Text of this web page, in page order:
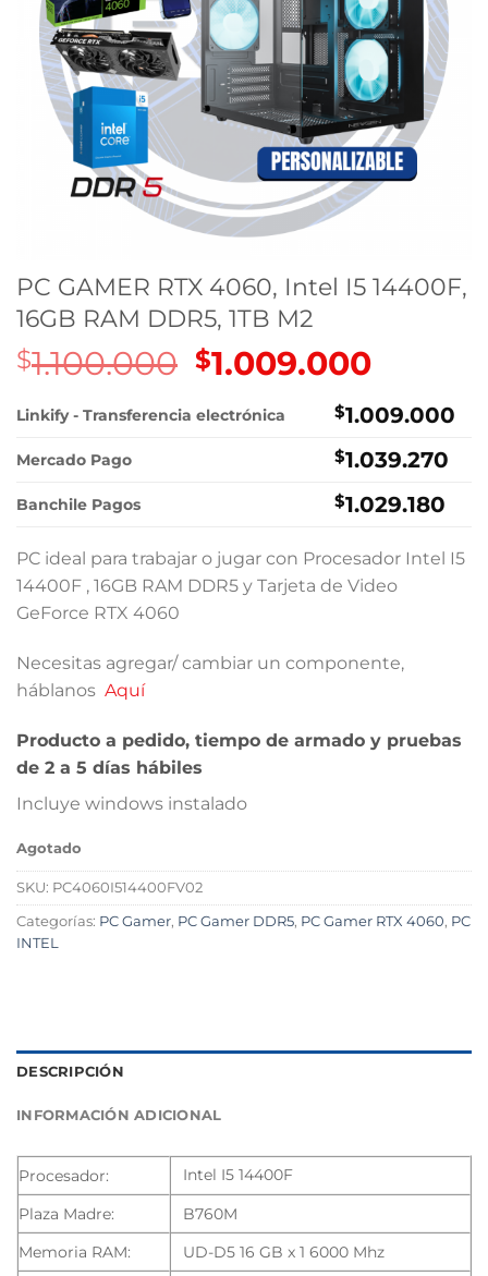
PC GAMER RTX 4060, Intel I5 14400F,
16GB RAM DDR5, 1TB M2
$1.100.000 El
precio
original
$1.100.000.
$1.009.000El
actual
Linkify - Transferencia electrónica $1.009.000
Mercado Pago $1.039.270
Banchile Pagos $1.029.180
PC ideal para trabajar o jugar con Procesador Intel I5
14400F , 16GB RAM DDR5 y Tarjeta de Video
GeForce RTX 4060
Necesitas agregar/ cambiar un componente,
háblanos Aquí
Producto a pedido, tiempo de armado y pruebas
de 2 a 5 días hábiles
Incluye windows instalado
Agotado
SKU: PC4060I514400FV02
Categorías: PC Gamer, PC Gamer DDR5, PC Gamer RTX 4060, PC
INTEL
DESCRIPCIÓN
INFORMACIÓN ADICIONAL
Procesador: Intel I5 14400F
Plaza Madre:
B760M
Memoria RAM:
UD-D5 16 GB x 1 6000 Mhz